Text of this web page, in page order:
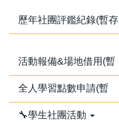
歷年社團評鑑紀錄(暫存
活動報備&場地借用(暫
全人學習點數申請(暫
🔧學生社團活動